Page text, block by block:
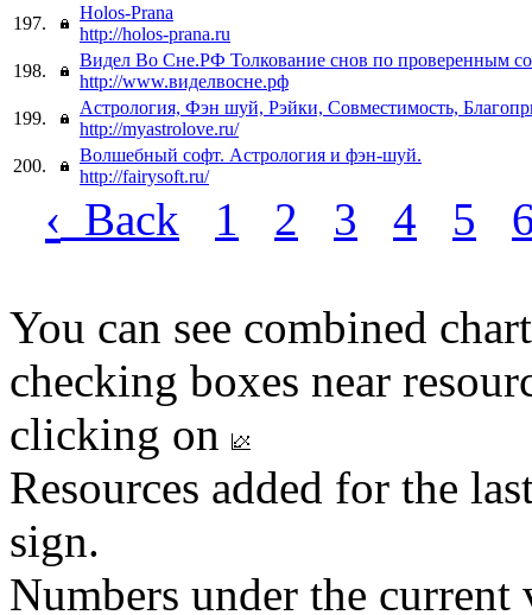
197.
Holos-Prana
http://holos-prana.ru
198.
Видел Во Сне.РФ Толкование снов по проверенным
http://www.виделвосне.рф
199.
Астрология, Фэн шуй, Рэйки, Совместимость,
http://myastrolove.ru/
200.
Волшебный софт. Астрология и фэн-шуй.
http://fairysoft.ru/
‹ Back 1 2 3 4 5
You can see combined
checking boxes near
clicking on
Resources added for the
sign.
Numbers under the